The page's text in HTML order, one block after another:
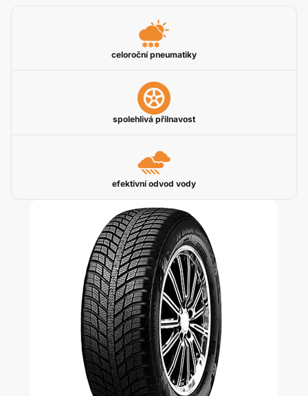
celoroční pneumatiky
spolehlivá přilnavost
efektivní odvod vody